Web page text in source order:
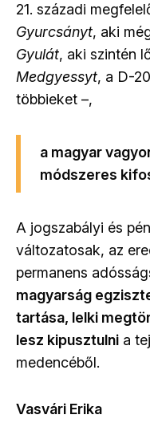
21. századi
Gyurcsányt, aki
Gyulát, aki szintén
Medgyessyt, a D-
többieket –,
a magyar
módszeres
A jogszabályi és
változatosak, az
permanens
magyarság
tartása, lelki
lesz kipusztulni a
medencéből.
Vasvári Erika